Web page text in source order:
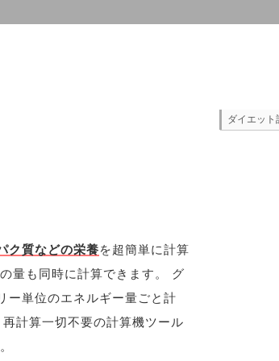
ク質などの栄養を超簡単に計算
量も同時に計算できます。 グ
ー単位のエネルギー量ごと計
計算一切不要の計算機ツール
ダイエット